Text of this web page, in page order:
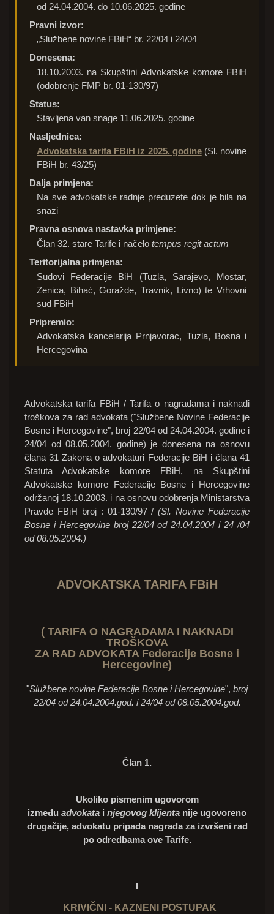
od 24.04.2004. do 10.06.2025. godine
Pravni izvor:
„Službene novine FBiH“ br. 22/04 i 24/04
Donesena:
18.10.2003. na Skupštini Advokatske komore FBiH
(odobrenje FMP br. 01-130/97)
Status:
Stavljena van snage 11.06.2025. godine
Nasljednica:
Advokatska tarifa FBiH iz 2025. godine(Sl. novine
FBiH br. 43/25)
Dalja primjena:
Na sve advokatske radnje preduzete dok je bila na
snazi
Pravna osnova nastavka primjene:
Član 32. stare Tarife i načelo tempus regit actum
Teritorijalna primjena:
Sudovi Federacije BiH (Tuzla, Sarajevo, Mostar,
Zenica, Bihać, Goražde, Travnik, Livno) te Vrhovni
sud FBiH
Pripremio:
Advokatska kancelarija Prnjavorac, Tuzla, Bosna i
Hercegovina
Advokatska tarifa FBiH / Tarifa o nagradama i naknadi
troškova za rad advokata ("Službene Novine Federacije
Bosne i Hercegovine", broj 22/04 od 24.04.2004. godine i
24/04 od 08.05.2004. godine) je donesena na osnovu
člana 31 Zakona o advokaturi Federacije BiH i člana 41
Statuta Advokatske komore FBiH, na Skupštini
Advokatske komore Federacije Bosne i Hercegovine
održanoj 18.10.2003. i na osnovu odobrenja Ministarstva
Pravde FBiH broj : 01-130/97 /(Sl. Novine Federacije
Bosne i Hercegovine broj 22/04 od 24.04.2004 i 24 /04
od 08.05.2004.)
ADVOKATSKA TARIFA FBiH
( TARIFA O NAGRADAMA I NAKNADI
TROŠKOVA
ZA RAD ADVOKATA Federacije Bosne i
Hercegovine)
"Službene novine Federacije Bosne i Hercegovine", broj
22/04 od 24.04.2004.god. i 24/04 od 08.05.2004.god.
Član 1.
Ukoliko pismenim ugovorom
između advokata i njegovog klijenta nije ugovoreno
drugačije, advokatu pripada nagrada za izvršeni rad
po odredbama ove Tarife.
I
KRIVIČNI - KAZNENI POSTUPAK